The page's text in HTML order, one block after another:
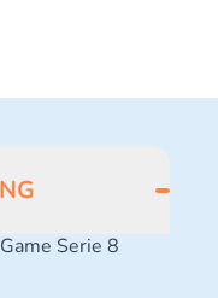
Serie 8